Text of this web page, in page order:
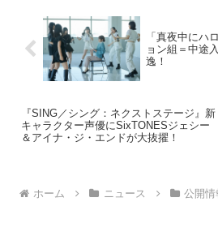
「真夜中にハ
ョン組＝中途
逸！
『SING／シング：ネクストステージ』新
キャラクター声優にSixTONESジェシー
＆アイナ・ジ・エンドが大抜擢！
ホーム ニュース 公開情